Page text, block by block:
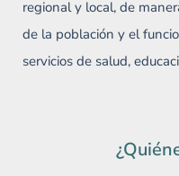
regional y local, de
de la población y el
servicios de salud,